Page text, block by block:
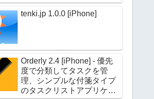
撮影できる
tenki.jp 1.0.0 [iPhone]
Orderly 2.4 [iPhone] - 優先
度で分類してタスクを管
理、シンプルな付箋タイプ
のタスクリストアプリケー